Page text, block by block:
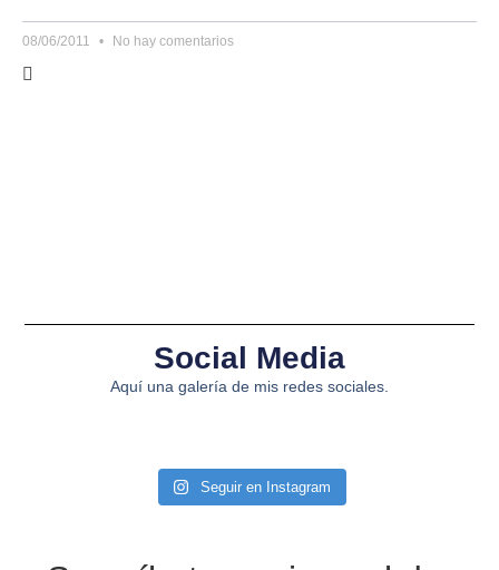
08/06/2011 No hay comentarios
Social Media
Aquí una galería de mis redes sociales.
Seguir en Instagram